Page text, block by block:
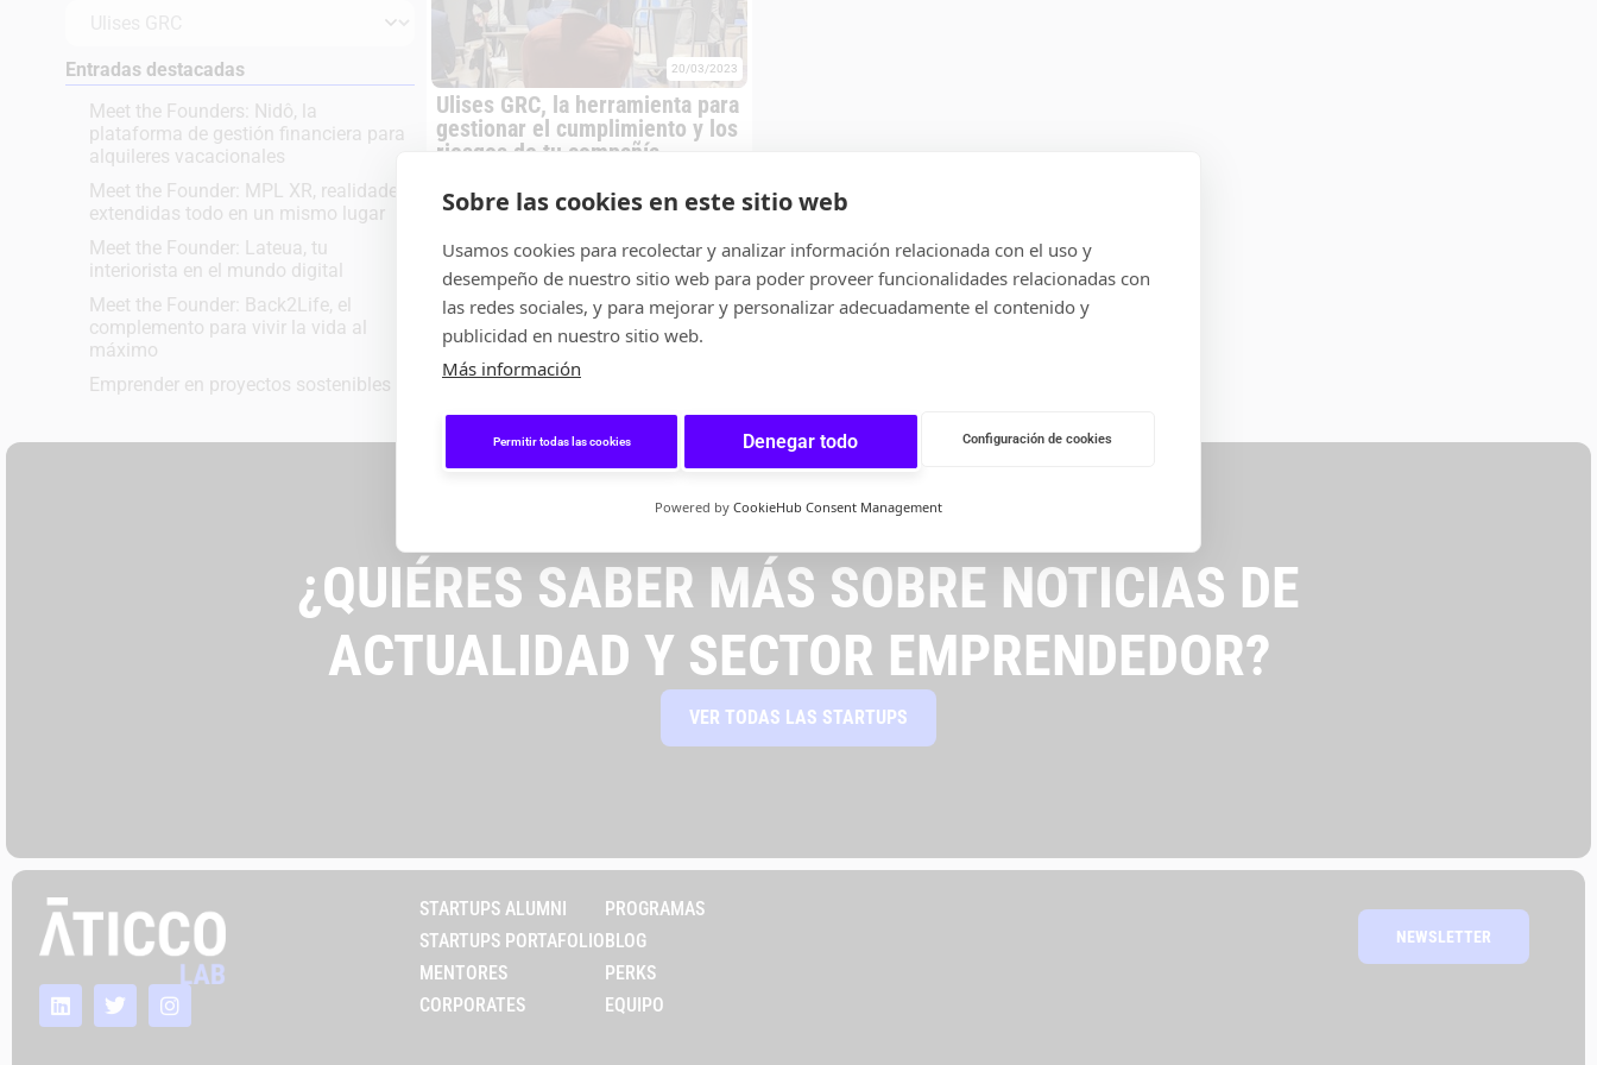
Entradas destacadas
Meet the Founders: Nidô, la
plataforma de gestión financiera para
alquileres vacacionales
Meet the Founder: MPL XR, realidades
extendidas todo en un mismo lugar
Meet the Founder: Lateua, tu
interiorista en el mundo digital
Meet the Founder: Back2Life, el
complemento para vivir la vida al
máximo
Emprender en proyectos sostenibles
20/03/2023
Ulises GRC, la herramienta para
gestionar el cumplimiento y los
riesgos de tu compañía
el cumplimiento de cualquier norma en tu
empresa de forma sencilla, práctica y
ENTREVISTAS, PROGRAMAS
¿QUIÉRES SABER MÁS SOBRE NOTICIAS DE
ACTUALIDAD Y SECTOR EMPRENDEDOR?
VER TODAS LAS STARTUPS
STARTUPS ALUMNI
STARTUPS PORTAFOLIO
MENTORES
CORPORATES
PROGRAMAS
BLOG
PERKS
EQUIPO
NEWSLETTER
Sobre las cookies en este sitio web
Usamos cookies para recolectar y analizar información relacionada con el uso y
desempeño de nuestro sitio web para poder proveer funcionalidades relacionadas con
las redes sociales, y para mejorar y personalizar adecuadamente el contenido y
publicidad en nuestro sitio web.
Más información
Permitir todas las cookies Denegar todo Configuración de cookies
Powered by CookieHub Consent Management